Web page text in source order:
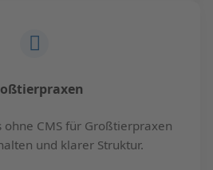
ohne CMS für Großtierpraxen
und klarer Struktur.